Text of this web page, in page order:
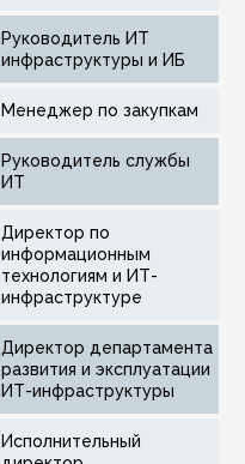
Руководитель ИТ
инфраструктуры и ИБ
Менеджер по закупкам
Руководитель службы
ИТ
Директор по
информационным
технологиям и ИТ-
инфраструктуре
Директор департамента
развития и эксплуатации
ИТ-инфраструктуры
Исполнительный